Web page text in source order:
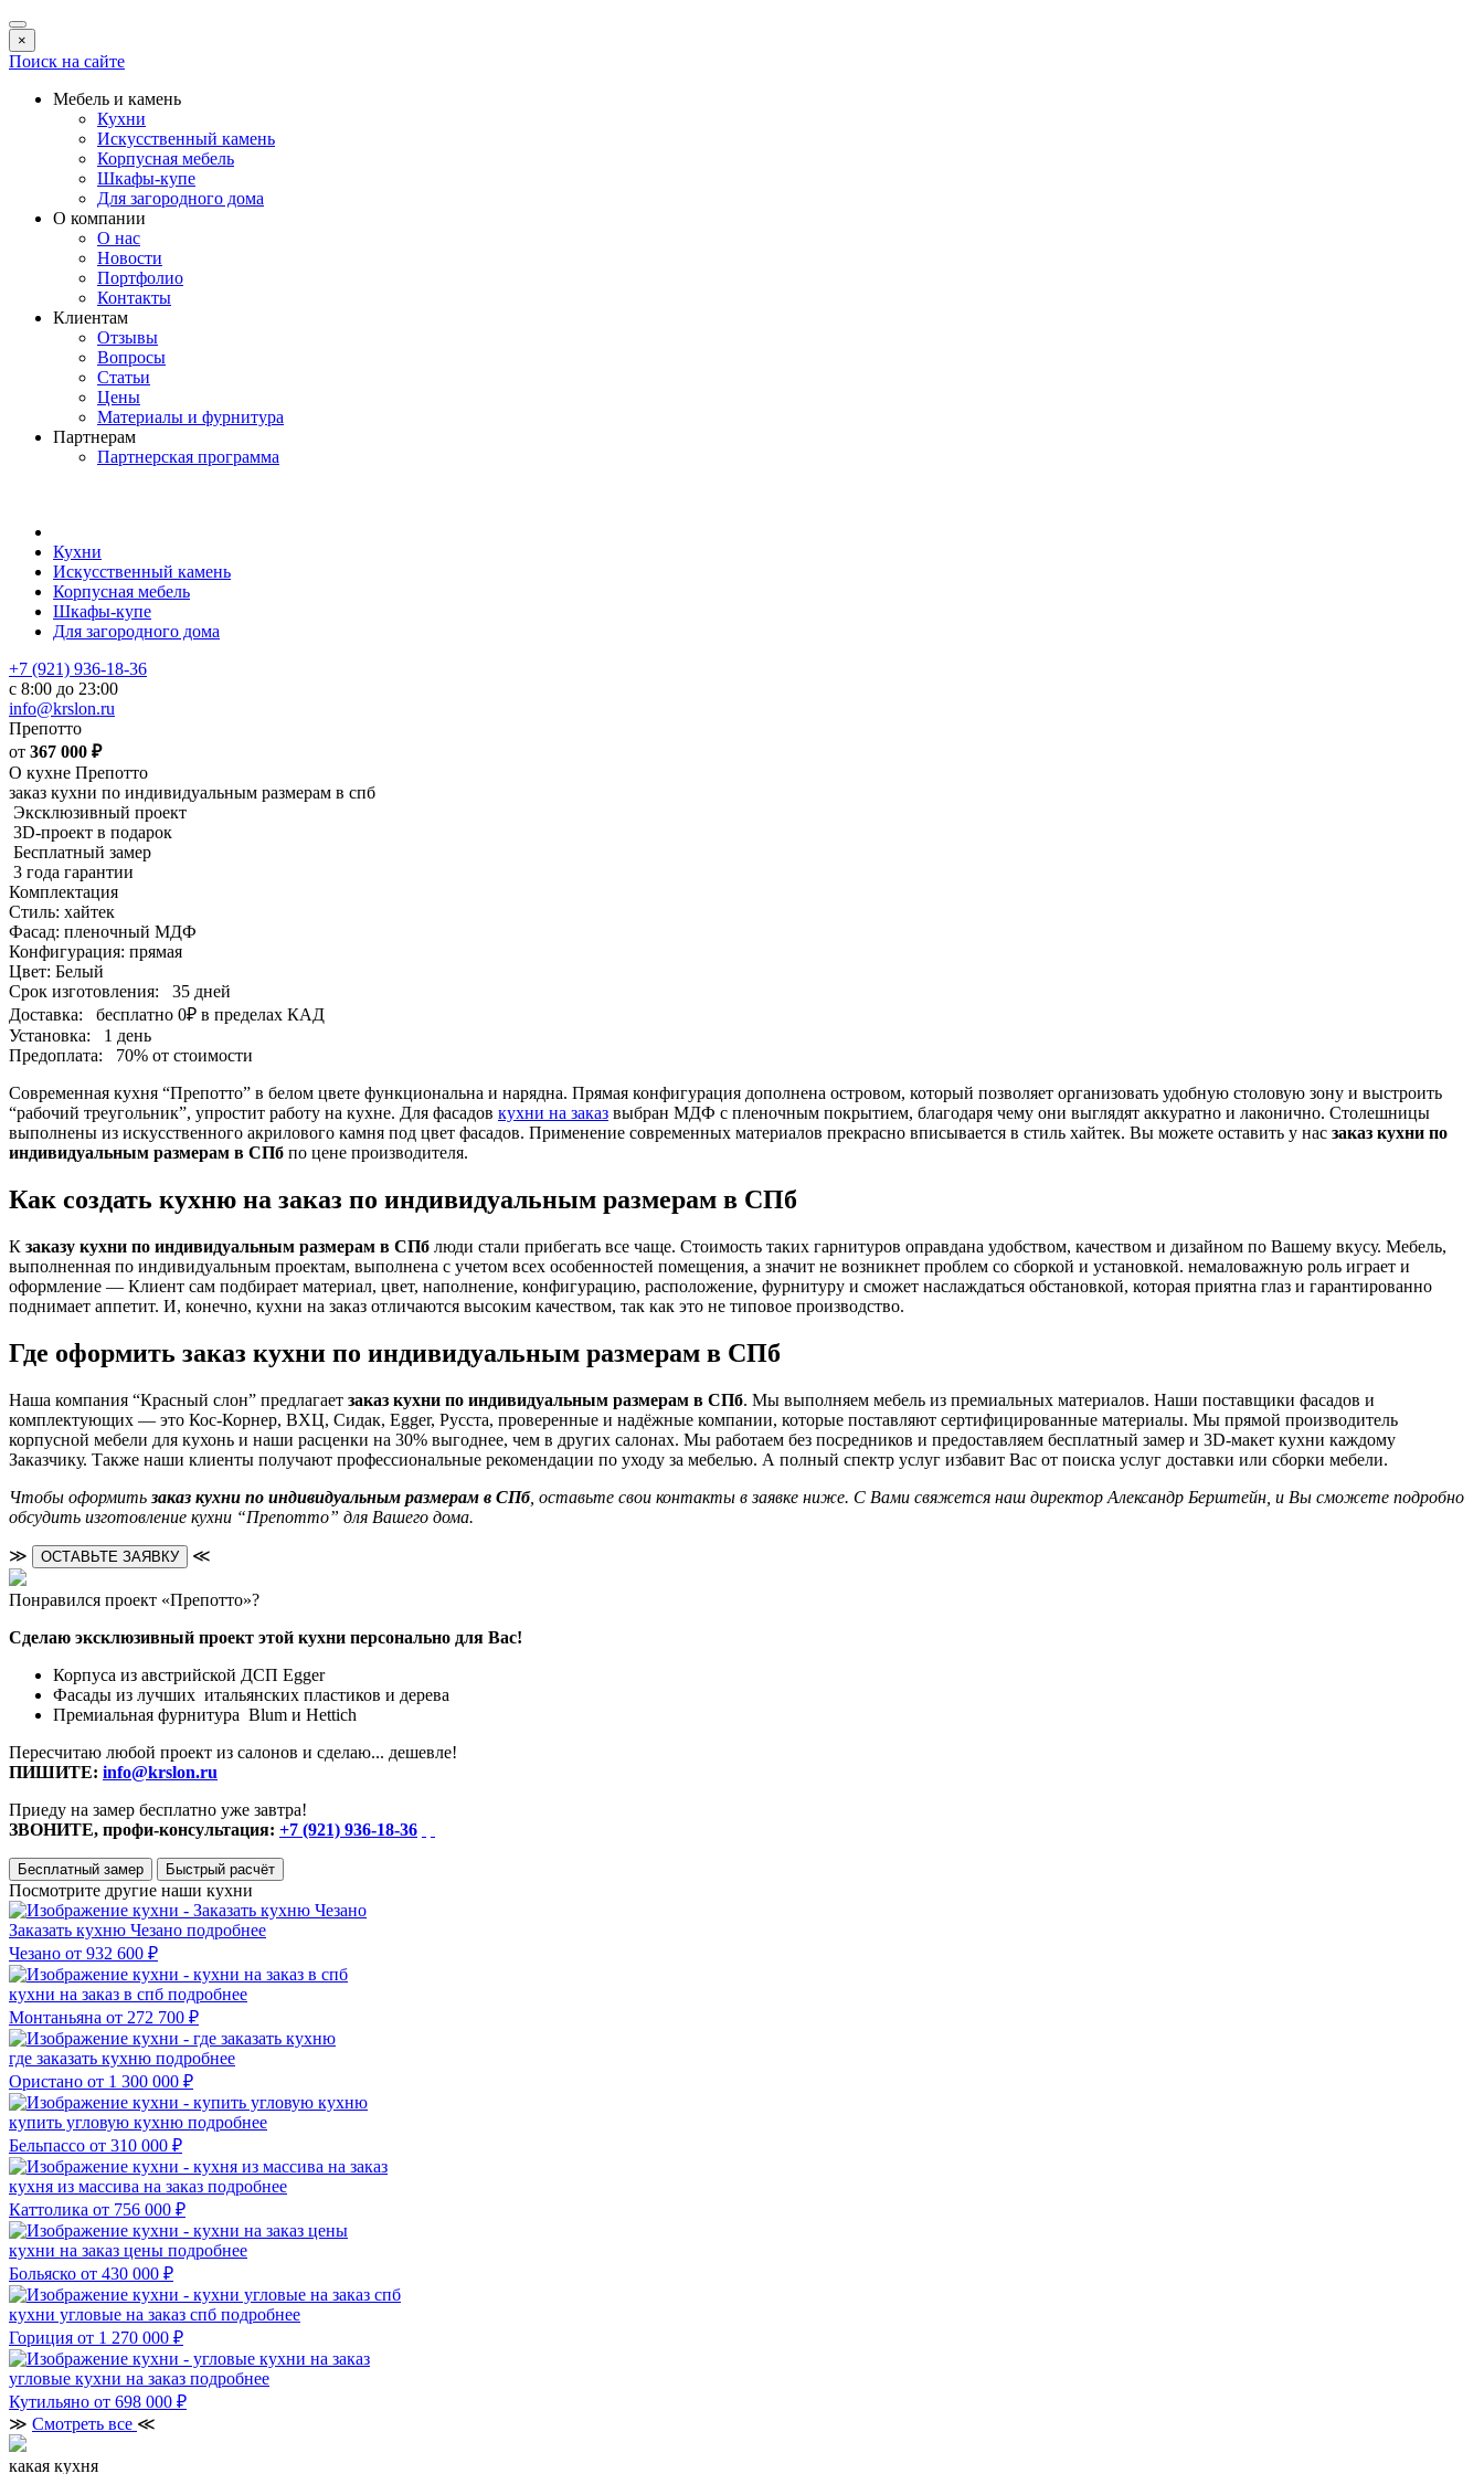
×
Поиск на сайте
Мебель и камень
Кухни
Искусственный камень
Корпусная мебель
Шкафы-купе
Для загородного дома
О компании
О нас
Новости
Портфолио
Контакты
Клиентам
Отзывы
Вопросы
Статьи
Цены
Материалы и фурнитура
Партнерам
Партнерская программа
Кухни
Искусственный камень
Корпусная мебель
Шкафы-купе
Для загородного дома
+7 (921) 936-18-36
с 8:00 до 23:00
info@krslon.ru
Препотто
от 367 000 ₽
О кухне Препотто
заказ кухни по индивидуальным размерам в спб
Эксклюзивный проект
3D-проект в подарок
Бесплатный замер
3 года гарантии
Комплектация
Стиль: хайтек
Фасад: пленочный МДФ
Конфигурация: прямая
Цвет: Белый
Срок изготовления:
35 дней
Доставка:
бесплатно 0₽ в пределах КАД
Установка:
1 день
Предоплата:
70% от стоимости
Современная кухня “Препотто” в белом цвете функциональна и нарядна. Прямая конфигурация дополнена островом, который позволяет организовать удобную столовую зону и выстроить
“рабочий треугольник”, упростит работу на кухне. Для фасадов кухни на заказ выбран МДФ с пленочным покрытием, благодаря чему они выглядят аккуратно и лаконично. Столешницы
выполнены из искусственного акрилового камня под цвет фасадов. Применение современных материалов прекрасно вписывается в стиль хайтек. Вы можете оставить у нас заказ кухни по
индивидуальным размерам в СПб по цене производителя.
Как создать кухню на заказ по индивидуальным размерам в СПб
К заказу кухни по индивидуальным размерам в СПб люди стали прибегать все чаще. Стоимость таких гарнитуров оправдана удобством, качеством и дизайном по Вашему вкусу. Мебель,
выполненная по индивидуальным проектам, выполнена с учетом всех особенностей помещения, а значит не возникнет проблем со сборкой и установкой. немаловажную роль играет и
оформление — Клиент сам подбирает материал, цвет, наполнение, конфигурацию, расположение, фурнитуру и сможет наслаждаться обстановкой, которая приятна глаз и гарантированно
поднимает аппетит. И, конечно, кухни на заказ отличаются высоким качеством, так как это не типовое производство.
Где оформить заказ кухни по индивидуальным размерам в СПб
Наша компания “Красный слон” предлагает заказ кухни по индивидуальным размерам в СПб. Мы выполняем мебель из премиальных материалов. Наши поставщики фасадов и
комплектующих — это Кос-Корнер, ВХЦ, Сидак, Egger, Русста, проверенные и надёжные компании, которые поставляют сертифицированные материалы. Мы прямой производитель
корпусной мебели для кухонь и наши расценки на 30% выгоднее, чем в других салонах. Мы работаем без посредников и предоставляем бесплатный замер и 3D-макет кухни каждому
Заказчику. Также наши клиенты получают профессиональные рекомендации по уходу за мебелью. А полный спектр услуг избавит Вас от поиска услуг доставки или сборки мебели.
Чтобы оформить заказ кухни по индивидуальным размерам в СПб, оставьте свои контакты в заявке ниже. С Вами свяжется наш директор Александр Берштейн, и Вы сможете подробно
обсудить изготовление кухни “Препотто” для Вашего дома.
≫ ОСТАВЬТЕ ЗАЯВКУ ≪
Понравился проект «Препотто»?
Сделаю эксклюзивный проект этой кухни персонально для Вас!
Корпуса из австрийской ДСП Egger
Фасады из лучших итальянских пластиков и дерева
Премиальная фурнитура Blum и Hettich
Пересчитаю любой проект из салонов и сделаю... дешевле!
ПИШИТЕ: info@krslon.ru
Приеду на замер бесплатно уже завтра!
ЗВОНИТЕ, профи-консультация: +7 (921) 936-18-36
Бесплатный замер Быстрый расчёт
Посмотрите другие наши кухни
Заказать кухню Чезано подробнее
Чезано от 932 600 ₽
кухни на заказ в спб подробнее
Монтаньяна от 272 700 ₽
где заказать кухню подробнее
Ористано от 1 300 000 ₽
купить угловую кухню подробнее
Бельпассо от 310 000 ₽
кухня из массива на заказ подробнее
Каттолика от 756 000 ₽
кухни на заказ цены подробнее
Больяско от 430 000 ₽
кухни угловые на заказ спб подробнее
Гориция от 1 270 000 ₽
угловые кухни на заказ подробнее
Кутильяно от 698 000 ₽
≫ Смотреть все ≪
какая кухня